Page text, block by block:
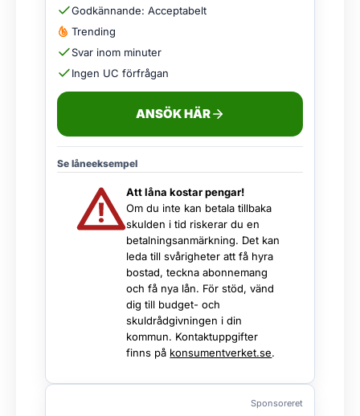
Godkännande: Acceptabelt
Trending
Svar inom minuter
Ingen UC förfrågan
ANSÖK HÄR
Se låneeksempel
Att låna kostar pengar!
Om du inte kan betala tillbaka
skulden i tid riskerar du en
betalningsanmärkning. Det kan
leda till svårigheter att få hyra
bostad, teckna abonnemang
och få nya lån. För stöd, vänd
dig till budget- och
skuldrådgivningen i din
kommun. Kontaktuppgifter
finns på konsumentverket.se.
Sponsoreret